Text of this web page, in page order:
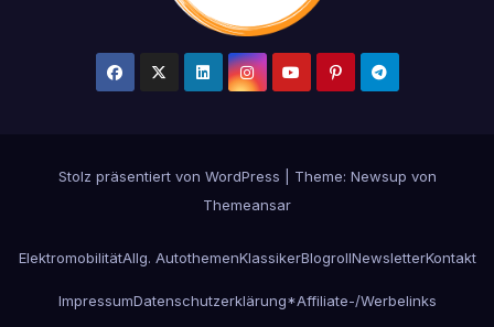
Stolz präsentiert von WordPress
Theme: Newsup von
Themeansar
ElektromobilitätAllg. AutothemenKlassikerBlogrollNewsletterKontakt
ImpressumDatenschutzerklärung*Affiliate-/Werbelinks